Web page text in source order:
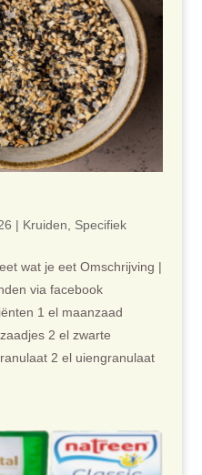
| Kruiden Specifiek
wat je eet Omschrijving |
via facebook
1 el maanzaad
2 el zwarte
2 el uiengranulaat